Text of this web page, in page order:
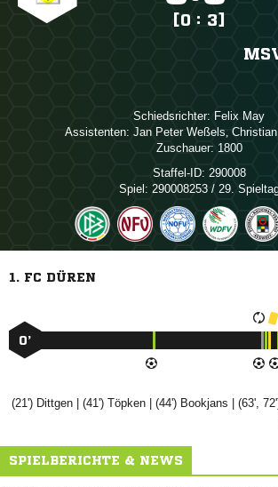
[0 : 3]
Schiedsrichter:  
Assistenten:   ,
Zuschauer: 1800
Staffel-ID: 290008
Spiel: 290008253 / 29.
1. FC DÜREN
0’
(21')  | (41')  | (44')  | (63',
SPIELBERICHTE & NEWS